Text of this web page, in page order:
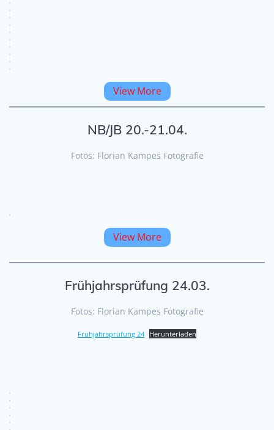
View More
NB/JB 20.-21.04.
Fotos: Florian Kampes Fotografie
View More
Frühjahrsprüfung 24.03.
Fotos: Florian Kampes Fotografie
Frühjahrsprüfung 24 Herunterladen